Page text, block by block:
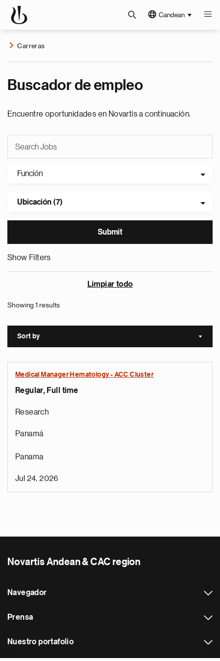
Candean
Carreras
Buscador de empleo
Encuentre oportunidades en Novartis a continuación.
Función
Ubicación (7)
Show Filters
Limpiar todo
Showing 1 results
Sort by Sort
Medical Manager Hematology - ACC Cluster
Regular, Full time
Research
Panamá
Panama
Jul 24, 2026
Novartis Andean & CAC region
Navegador
Prensa
Nuestro portafolio